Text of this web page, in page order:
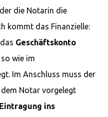
die Notarin die
kommt das Finanzielle:
Geschäftskonto
wie im
Im Anschluss muss der
Notar vorgelegt
Eintragung ins